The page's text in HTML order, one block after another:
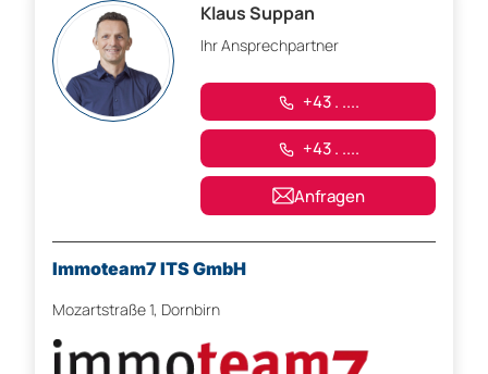
Klaus Suppan
Ihr Ansprechpartner
+43 . ....
+43 . ....
Anfragen
Immoteam7 ITS GmbH
Mozartstraße 1, Dornbirn